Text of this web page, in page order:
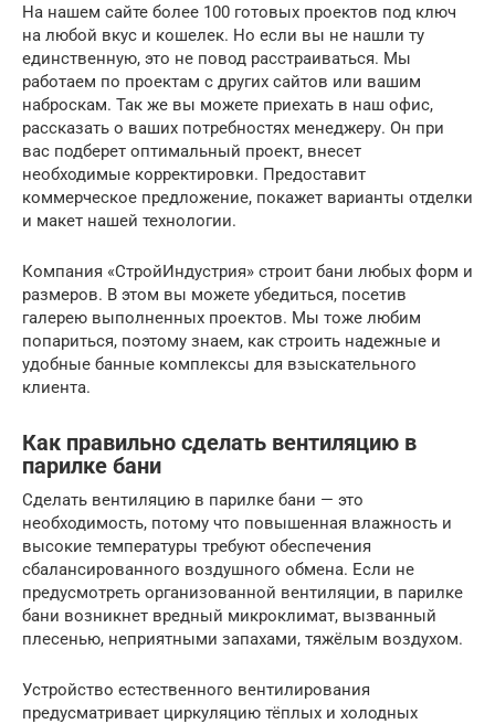
На нашем сайте более 100 готовых проектов под ключ
на любой вкус и кошелек. Но если вы не нашли ту
единственную, это не повод расстраиваться. Мы
работаем по проектам с других сайтов или вашим
наброскам. Так же вы можете приехать в наш офис,
рассказать о ваших потребностях менеджеру. Он при
вас подберет оптимальный проект, внесет
необходимые корректировки. Предоставит
коммерческое предложение, покажет варианты отделки
и макет нашей технологии.
Компания «СтройИндустрия» строит бани любых форм и
размеров. В этом вы можете убедиться, посетив
галерею выполненных проектов. Мы тоже любим
попариться, поэтому знаем, как строить надежные и
удобные банные комплексы для взыскательного
клиента.
Как правильно сделать вентиляцию в
парилке бани
Сделать вентиляцию в парилке бани — это
необходимость, потому что повышенная влажность и
высокие температуры требуют обеспечения
сбалансированного воздушного обмена. Если не
предусмотреть организованной вентиляции, в парилке
бани возникнет вредный микроклимат, вызванный
плесенью, неприятными запахами, тяжёлым воздухом.
Устройство естественного вентилирования
предусматривает циркуляцию тёплых и холодных